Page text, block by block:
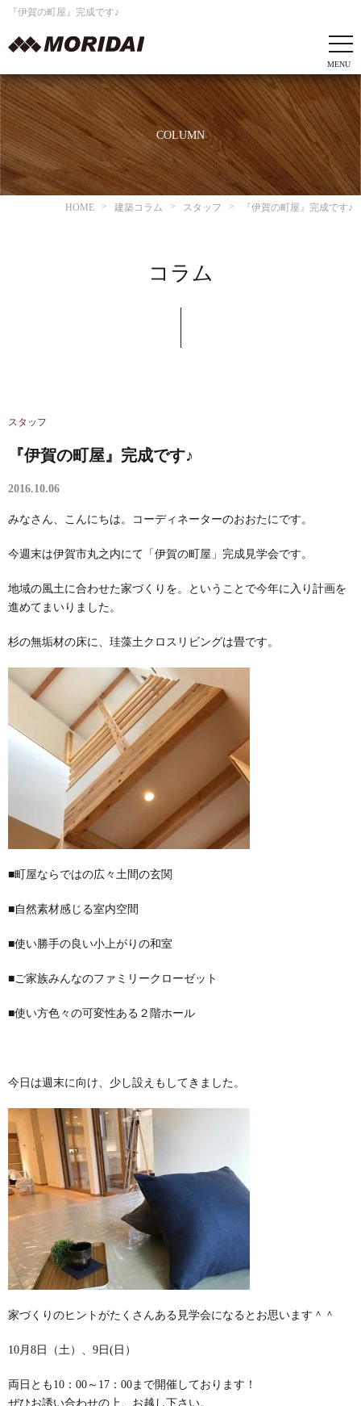
『伊賀の町屋』完成です♪
COLUMN
HOME 建築コラム スタッフ 『伊賀の町屋』完成です♪
コラム
スタッフ
『伊賀の町屋』完成です♪
2016.10.06
みなさん、こんにちは。コーディネーターのおおたにです。
今週末は伊賀市丸之内にて「伊賀の町屋」完成見学会です。
地域の風土に合わせた家づくりを。ということで今年に入り計画を
進めてまいりました。
杉の無垢材の床に、珪藻土クロスリビングは畳です。
■町屋ならではの広々土間の玄関
■自然素材感じる室内空間
■使い勝手の良い小上がりの和室
■ご家族みんなのファミリークローゼット
■使い方色々の可変性ある２階ホール
今日は週末に向け、少し設えもしてきました。
家づくりのヒントがたくさんある見学会になるとお思います＾＾
10月8日（土）、9日(日）
両日とも10：00～17：00まで開催しております！
ぜひお誘い合わせの上、お越し下さい。